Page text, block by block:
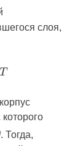
слоя,
. Тогда,